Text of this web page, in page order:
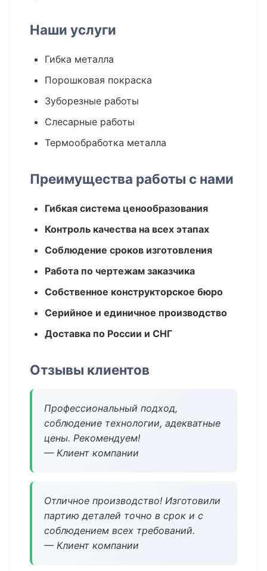
Наши услуги
Гибка металла
Порошковая покраска
Зуборезные работы
Слесарные работы
Термообработка металла
Преимущества работы с нами
Гибкая система ценообразования
Контроль качества на всех этапах
Соблюдение сроков изготовления
Работа по чертежам заказчика
Собственное конструкторское бюро
Серийное и единичное производство
Доставка по России и СНГ
Отзывы клиентов
Профессиональный подход,
соблюдение технологии, адекватные
цены. Рекомендуем!
— Клиент компании
Отличное производство! Изготовили
партию деталей точно в срок и с
соблюдением всех требований.
— Клиент компании